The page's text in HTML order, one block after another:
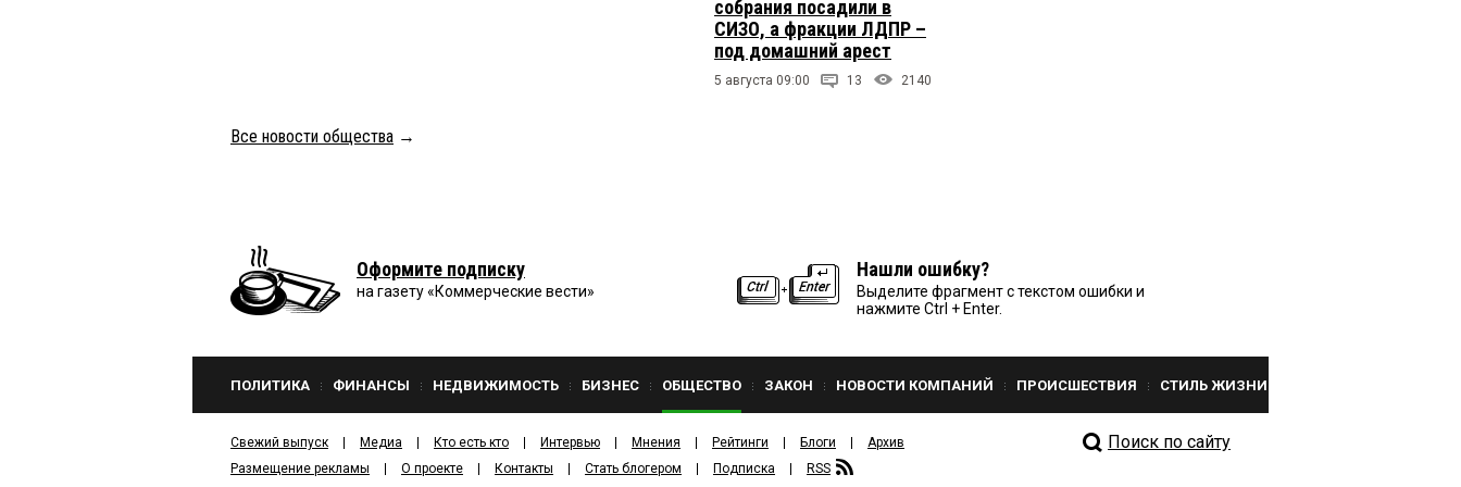
собрания посадили в
СИЗО, а фракции ЛДПР –
под домашний арест
5 августа 09:00 13 2140
Все новости общества →
Оформите подписку
на газету «Коммерческие вести»
Нашли ошибку?
Выделите фрагмент с текстом ошибки и
нажмите Ctrl + Enter.
ПОЛИТИКА ФИНАНСЫ НЕДВИЖИМОСТЬ БИЗНЕС ОБЩЕСТВО ЗАКОН НОВОСТИ КОМПАНИЙ ПРОИСШЕСТВИЯ СТИЛЬ ЖИЗНИ
Свежий выпуск Медиа Кто есть кто Интервью Мнения Рейтинги Блоги
Архив
Размещение рекламы
О проекте Контакты Стать блогером Подписка RSS
Поиск по сайту